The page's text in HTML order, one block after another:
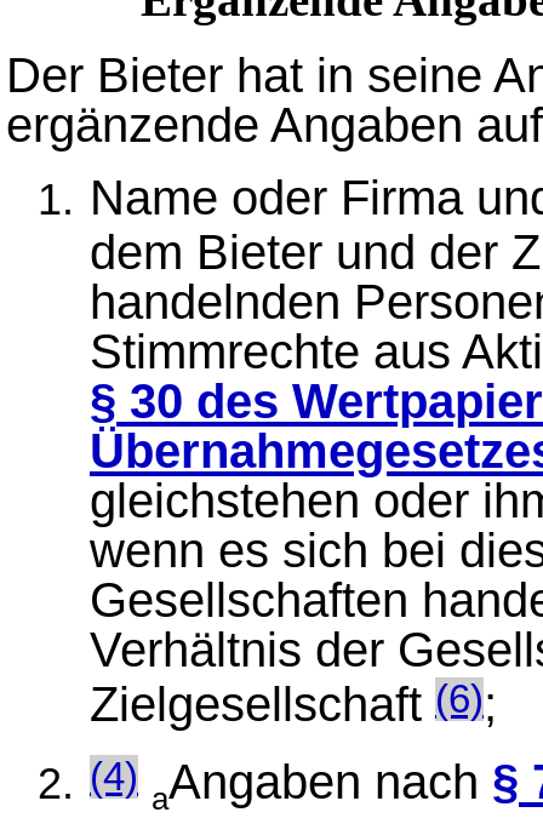
Der Bieter hat in seine
ergänzende Angaben
Name oder Firma
dem Bieter und der
handelnden
Stimmrechte aus
§ 30 des
gleichstehen oder
wenn es sich bei
Gesellschaften
Verhältnis der
Zielgesellschaft (6);
(4)
aAngaben nach §